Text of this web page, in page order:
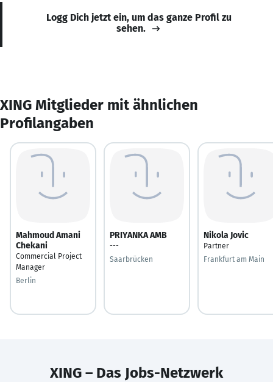
Logg Dich jetzt ein, um das ganze Profil zu
sehen.
XING Mitglieder mit ähnlichen
Profilangaben
Mahmoud Amani
Chekani
Commercial Project
Manager
Berlin
PRIYANKA AMB
---
Saarbrücken
Nikola Jovic
Partner
Frankfurt am Main
XING – Das Jobs-Netzwerk